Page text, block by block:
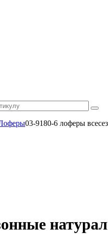
03-9180-6 лоферы